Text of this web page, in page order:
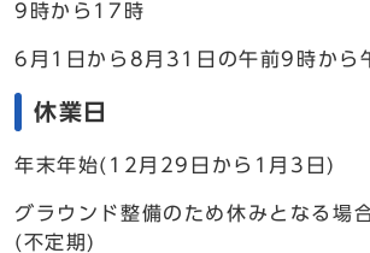
9時から17時
6月1日から8月31日の午前9時から
休業日
年末年始(12月29日から1月3日)
グラウンド整備のため休みとなる場
(不定期)